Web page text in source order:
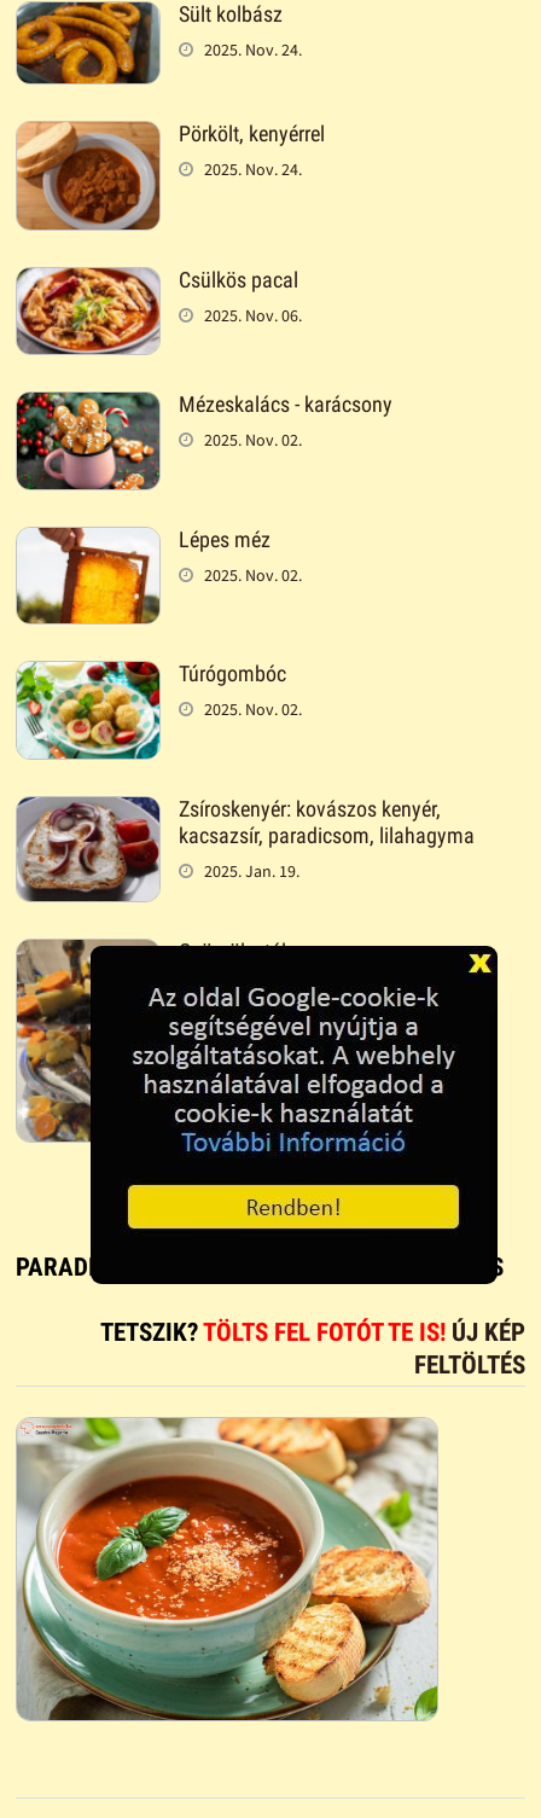
Sült kolbász
2025. Nov. 24.
Pörkölt, kenyérrel
2025. Nov. 24.
Csülkös pacal
2025. Nov. 06.
Mézeskalács - karácsony
2025. Nov. 02.
Lépes méz
2025. Nov. 02.
Túrógombóc
2025. Nov. 02.
Zsíroskenyér: kovászos kenyér,
kacsazsír, paradicsom, lilahagyma
2025. Jan. 19.
Gyümölcstál
2025. Jan. 18.
PARADICSOMLEVES - RECEPT, FŐZÉS ÉS SÜTÉS
TETSZIK?TÖLTS FEL FOTÓT TE IS! ÚJ KÉP
FELTÖLTÉS